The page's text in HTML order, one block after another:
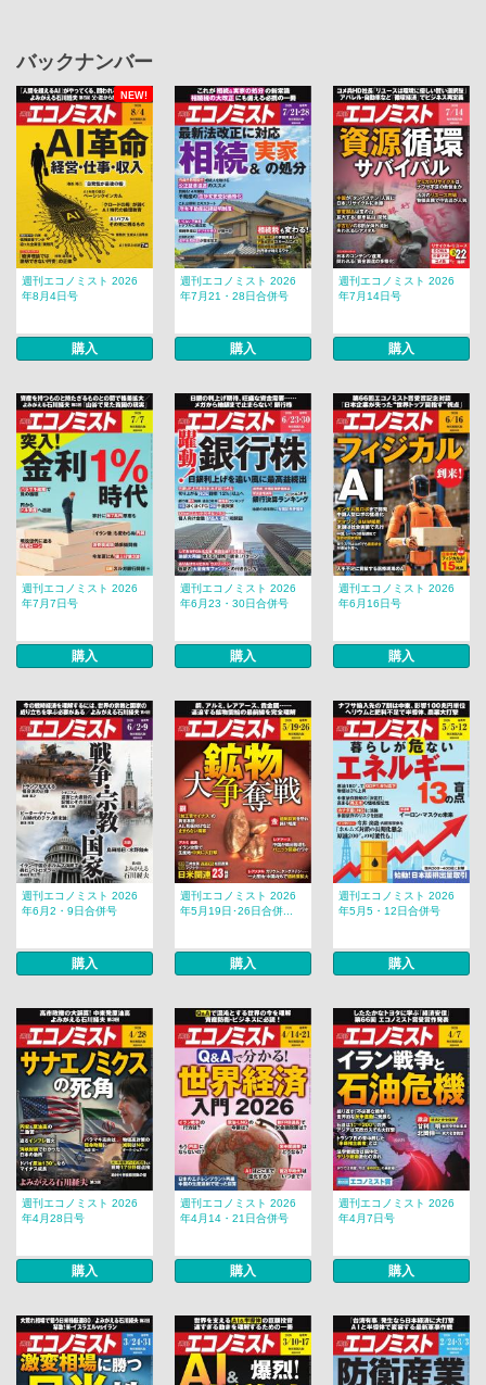
バックナンバー
NEW!
週刊エコノミスト 2026
年8月4日号
購入
週刊エコノミスト 2026
年7月21・28日合併号
購入
週刊エコノミスト 2026
年7月14日号
購入
週刊エコノミスト 2026
年7月7日号
購入
週刊エコノミスト 2026
年6月23・30日合併号
購入
週刊エコノミスト 2026
年6月16日号
購入
週刊エコノミスト 2026
年6月2・9日合併号
購入
週刊エコノミスト 2026
年5月19日･26日合併...
購入
週刊エコノミスト 2026
年5月5・12日合併号
購入
週刊エコノミスト 2026
年4月28日号
購入
週刊エコノミスト 2026
年4月14・21日合併号
購入
週刊エコノミスト 2026
年4月7日号
購入